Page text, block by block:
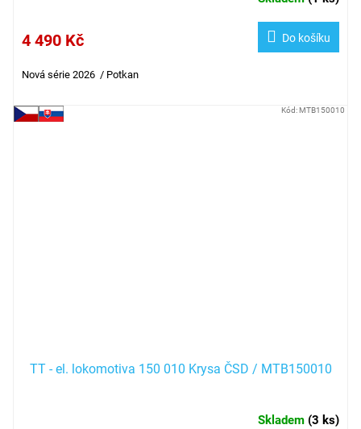
4 490 Kč Do košíku
Nová série 2026 / Potkan
TT - el. lokomotiva 150 010 Krysa ČSD / MTB150010
Skladem (3 ks)
Kód:MTB150010